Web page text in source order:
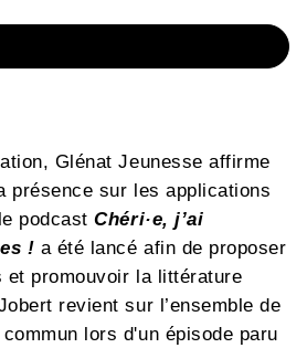
Glénat Jeunesse affirme
présence sur les applications
podcastChéri·e, j’ai
! a été lancé afin de proposer
et promouvoir la littérature
revient sur l’ensemble de
lors d'un épisode paru